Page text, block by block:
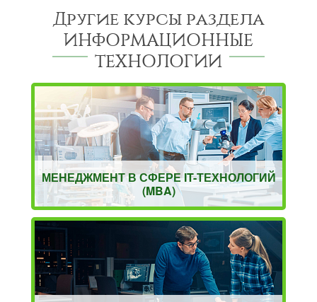
Другие курсы раздела
ИНФОРМАЦИОН­НЫЕ
ТЕХНОЛОГИИ
МЕНЕДЖМЕНТ В СФЕРЕ IT-ТЕХНОЛОГИЙ
(MBA)